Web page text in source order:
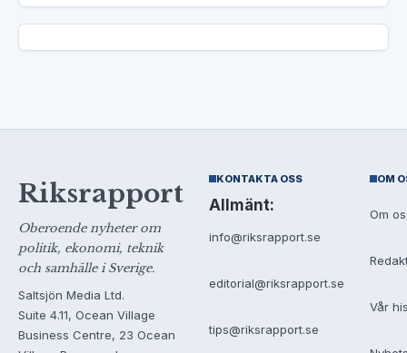
Riksrapport
Oberoende nyheter om
politik, ekonomi, teknik
och samhälle i Sverige.
Saltsjön Media Ltd.
Suite 4.11, Ocean Village
Business Centre, 23 Ocean
KONTAKTA OSS
Allmänt:
info@riksrapport.se
editorial@riksrapport.se
tips@riksrapport.se
OM
Om
Vår